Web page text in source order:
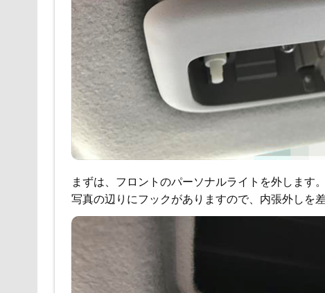
まずは、フロントのパーソナルライトを外します。
写真の辺りにフックがありますので、内張外しを